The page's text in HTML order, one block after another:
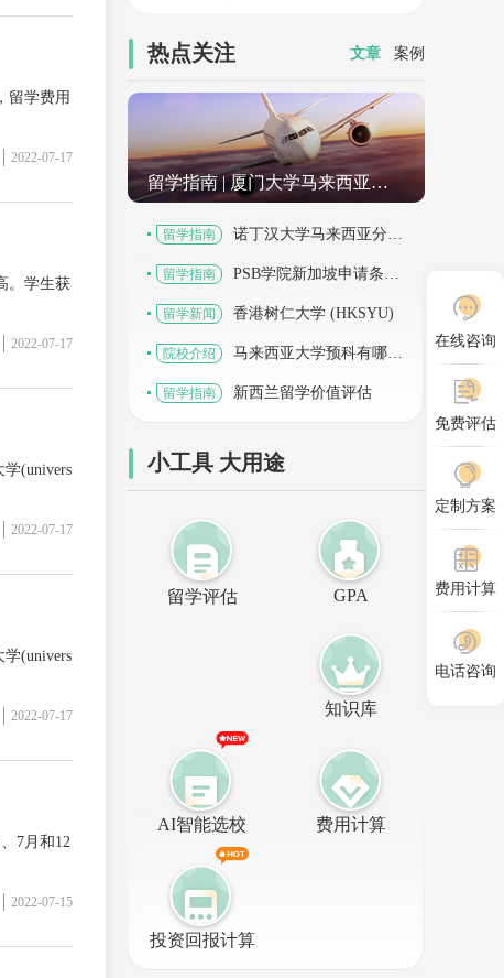
留学费用
2022-07-17
。学生获
2022-07-17
(univers
2022-07-17
(univers
2022-07-17
7月和12
2022-07-15
热点关注 文章 案例
留学指南| 厦门大学马来西亚分
校本硕博申请条件解析：申请时
间、学费及入学要求（2026最新
版）
留学指南 诺丁汉大学马来西亚分校
申请条件解析：本科、硕士、博士申
请要求、时间规划及学费（2026最新
版）
留学指南 PSB学院新加坡申请条件
解析：本科、硕士申请要求、时间规
划及学费（2026最新版）
留学新闻 香港树仁大学 (HKSYU)
院校介绍 马来西亚大学预科有哪些
学校？申请条件、时间规划、学费及
留学指南 新西兰留学价值评估
小工具 大用途
留学评估 GPA
知识库
AI智能选校 费用计算
投资回报计算
在线咨询
免费评估
定制方案
费用计算
电话咨询